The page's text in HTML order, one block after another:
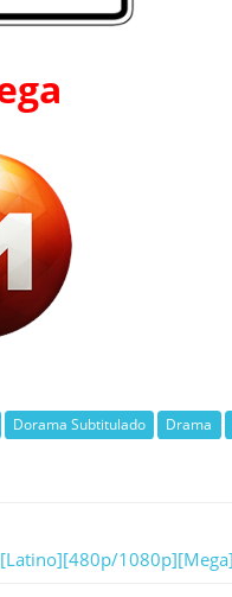
Dorama Subtitulado Drama